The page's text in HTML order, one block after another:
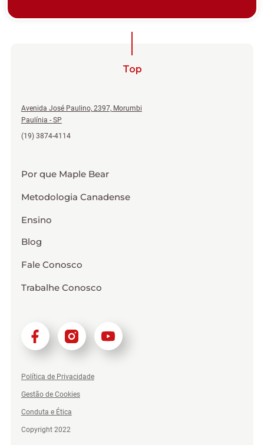
Top
Avenida José Paulino, 2397, Morumbi
Paulínia - SP
(19) 3874-4114
Por que Maple Bear
Metodologia Canadense
Ensino
Blog
Fale Conosco
Trabalhe Conosco
Política de Privacidade
Gestão de Cookies
Conduta e Ética
Copyright 2022